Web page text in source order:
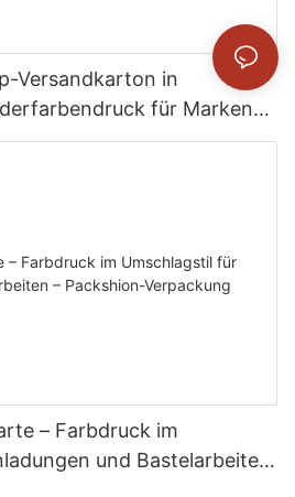
Versandkarton in
für Marken-
– Packshion Packaging
– Farbdruck im
und Bastelarbeiten